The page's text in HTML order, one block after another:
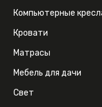
Компьютерные
Кровати
Матрасы
Мебель для дачи
Свет